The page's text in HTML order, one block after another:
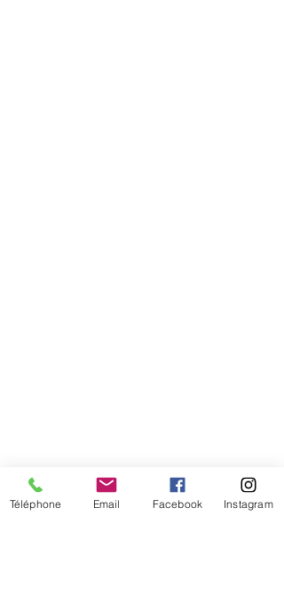
Téléphone Email Facebook Instagram